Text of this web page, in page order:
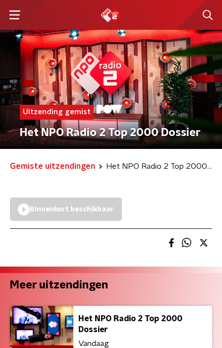
Uitzending gemist
Het NPO Radio 2 Top 2000 Dossier
Gemiste uitzendingen Het NPO Radio 2 Top 2000 Dossier
Binnenkort beschikbaar
Meer uitzendingen
Het NPO Radio 2 Top 2000
Dossier
Vandaag